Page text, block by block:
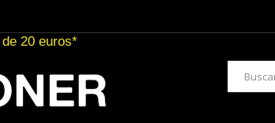
20 euros*
Buscar